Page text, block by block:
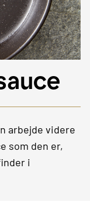
arbejde videre
som den er,
i